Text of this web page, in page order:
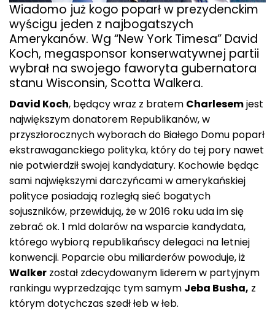
Wiadomo już kogo poparł w prezydenckim
wyścigu jeden z najbogatszych
Amerykanów. Wg “New York Timesa” David
Koch, megasponsor konserwatywnej partii
wybrał na swojego faworyta gubernatora
stanu Wisconsin, Scotta Walkera.
David Koch, będący wraz z bratem Charlesemjest
największym donatorem Republikanów, w
przyszłorocznych wyborach do Białego Domu poparł
ekstrawaganckiego polityka, który do tej pory nawet
nie potwierdził swojej kandydatury. Kochowie będąc
sami największymi darczyńcami w amerykańskiej
polityce posiadają rozległą sieć bogatych
sojuszników, przewidują, że w 2016 roku uda im się
zebrać ok. 1 mld dolarów na wsparcie kandydata,
którego wybiorą republikańscy delegaci na letniej
konwencji. Poparcie obu miliarderów powoduje, iż
Walker został zdecydowanym liderem w partyjnym
rankingu wyprzedzając tym samym Jeba Busha, z
którym dotychczas szedł łeb w łeb.